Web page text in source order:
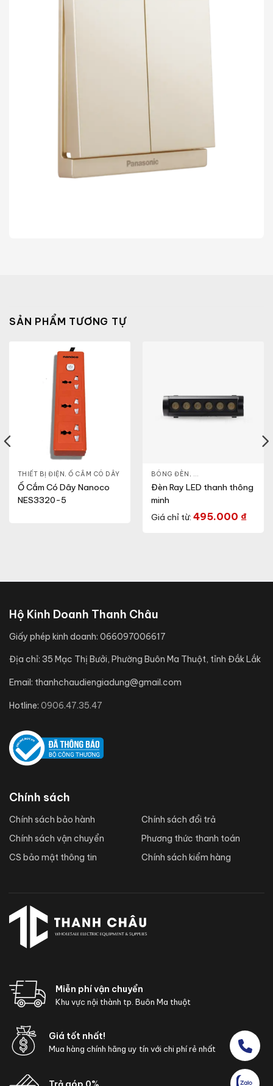
SẢN PHẨM TƯƠNG TỰ
THIẾT BỊ ĐIỆN ,Ổ CẮM CÓ DÂY
Ổ Cắm Có Dây Nanoco
NES3320-5
BÓNG ĐÈN , ĐÈN THÔNG MINH
Đèn Ray LED thanh thông
minh
Giá chỉ từ: 495.000 ₫
Hộ Kinh Doanh Thanh Châu
Giấy phép kinh doanh: 066097006617
Địa chỉ: 35 Mạc Thị Bưởi, Phường Buôn Ma Thuột, tỉnh Đắk Lắk
Email: thanhchaudiengiadung@gmail.com
Hotline: 0906.47.35.47
Chính sách
Chính sách bảo hành
Chính sách vận chuyển
CS bảo mật thông tin
Chính sách đổi trả
Phương thức thanh toán
Chính sách kiểm hàng
Miễn phí vận chuyển
Khu vực nội thành tp. Buôn Ma thuột
Giá tốt nhất!
Mua hàng chính hãng uy tín với chi phí rẻ nhất